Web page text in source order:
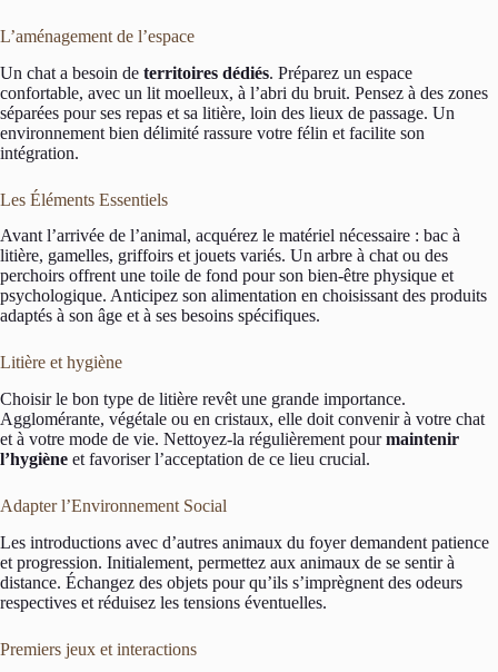
L’aménagement de l’espace
Un chat a besoin de territoires dédiés. Préparez un espace
confortable, avec un lit moelleux, à l’abri du bruit. Pensez à des zones
séparées pour ses repas et sa litière, loin des lieux de passage. Un
environnement bien délimité rassure votre félin et facilite son
intégration.
Les Éléments Essentiels
Avant l’arrivée de l’animal, acquérez le matériel nécessaire : bac à
litière, gamelles, griffoirs et jouets variés. Un arbre à chat ou des
perchoirs offrent une toile de fond pour son bien-être physique et
psychologique. Anticipez son alimentation en choisissant des produits
adaptés à son âge et à ses besoins spécifiques.
Litière et hygiène
Choisir le bon type de litière revêt une grande importance.
Agglomérante, végétale ou en cristaux, elle doit convenir à votre chat
et à votre mode de vie. Nettoyez-la régulièrement pourmaintenir
l’hygiène et favoriser l’acceptation de ce lieu crucial.
Adapter l’Environnement Social
Les introductions avec d’autres animaux du foyer demandent patience
et progression. Initialement, permettez aux animaux de se sentir à
distance. Échangez des objets pour qu’ils s’imprègnent des odeurs
respectives et réduisez les tensions éventuelles.
Premiers jeux et interactions